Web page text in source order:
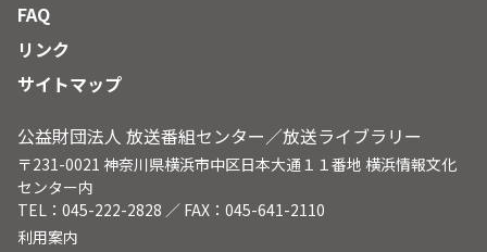
FAQ
リンク
サイトマップ
公益財団法人 放送番組センター／放送ライブラリー
〒231-0021 神奈川県横浜市中区日本大通１１番地 横浜情報文化
センター内
TEL：045-222-2828 ／ FAX：045-641-2110
利用案内